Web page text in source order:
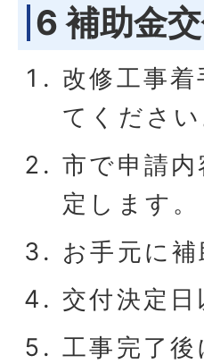
6 補助金
改修工事
てください
市で申請
定します。
お手元に
交付決定
工事完了